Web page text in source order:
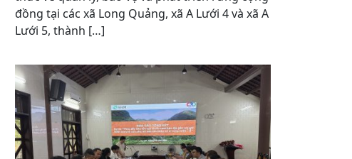
đồng tại các xã Long Quảng, xã A Lưới 4 và xã A
Lưới 5, thành […]